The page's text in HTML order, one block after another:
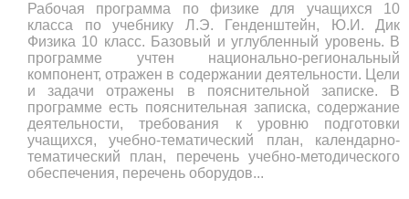
Рабочая программа по физике для учащихся 10
класса по учебнику Л.Э. Генденштейн, Ю.И. Дик
Физика 10 класс. Базовый и углубленный уровень. В
программе учтен национально-региональный
компонент, отражен в содержании деятельности. Цели
и задачи отражены в пояснительной записке. В
программе есть пояснительная записка, содержание
деятельности, требования к уровню подготовки
учащихся, учебно-тематический план, календарно-
тематический план, перечень учебно-методического
обеспечения, перечень оборудов...